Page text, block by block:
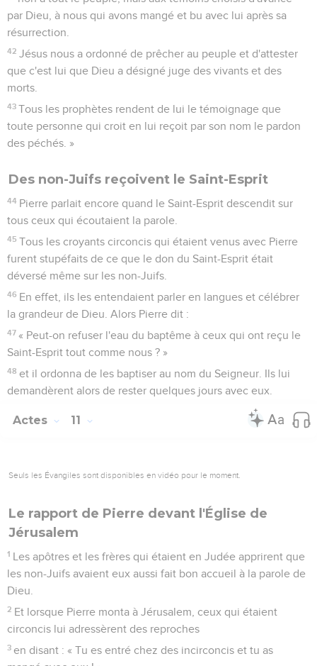
par Dieu, à nous qui avons mangé et bu avec lui après sa
résurrection.
42 Jésus nous a ordonné de prêcher au peuple et d'attester
que c'est lui que Dieu a désigné juge des vivants et des
morts.
43 Tous les prophètes rendent de lui le témoignage que
toute personne qui croit en lui reçoit par son nom le pardon
des péchés. »
Des non-Juifs reçoivent le Saint-Esprit
44 Pierre parlait encore quand le Saint-Esprit descendit sur
tous ceux qui écoutaient la parole.
45 Tous les croyants circoncis qui étaient venus avec Pierre
furent stupéfaits de ce que le don du Saint-Esprit était
déversé même sur les non-Juifs.
46 En effet, ils les entendaient parler en langues et célébrer
la grandeur de Dieu. Alors Pierre dit :
47 « Peut-on refuser l'eau du baptême à ceux qui ont reçu le
Saint-Esprit tout comme nous ? »
48 et il ordonna de les baptiser au nom du Seigneur. Ils lui
demandèrent alors de rester quelques jours avec eux.
Actes 11
Seuls les Évangiles sont disponibles en vidéo pour le moment.
Le rapport de Pierre devant l'Église de
Jérusalem
1 Les apôtres et les frères qui étaient en Judée apprirent que
les non-Juifs avaient eux aussi fait bon accueil à la parole de
Dieu.
2 Et lorsque Pierre monta à Jérusalem, ceux qui étaient
circoncis lui adressèrent des reproches
3 en disant : « Tu es entré chez des incirconcis et tu as